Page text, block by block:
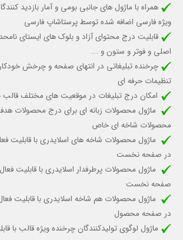
همراه با ماژول های جانبی بومی و آمار بازدید
ویژه فارسی اضافه شده توسط پرستاشاپ فارسی
قابلیت درج محتوای آزاد و بلوک های ایستای
اصلی و فوتر و ستون و ...
چرخنده تبلیغاتی در انتهای صفحه و چرخش خودکار
تنظیمات حرفه ای
امکان درج تبلیغات در موقعیت های مختلف
ماژول محصولات زبانه ای برای درج محصولات
محصولات شاخه ای خاص
ماژول محصولات شاخه های اسلایدری با قابلیت
در صفحه نخست
ماژول محصولات پرطرفدار اسلایدری با قابلیت
صفحه نخست
ماژول محصولات هم شاخه اسلایدری با قابلیت
در صفحه محصول
ماژول لوگوی تولیدکنندگان چرخنده ویژه قالب با